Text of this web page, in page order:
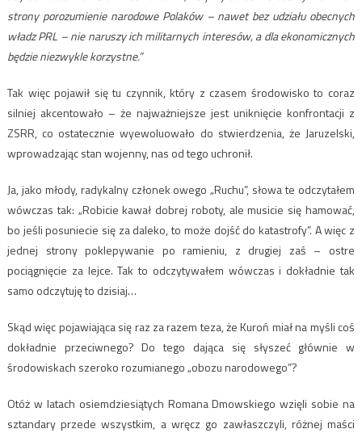
strony porozumienie narodowe Polaków – nawet bez udziału obecnych
władz PRL – nie naruszy ich militarnych interesów, a dla ekonomicznych
będzie niezwykle korzystne.”
Tak więc pojawił się tu czynnik, który z czasem środowisko to coraz
silniej akcentowało – że najważniejsze jest uniknięcie konfrontacji z
ZSRR, co ostatecznie wyewoluowało do stwierdzenia, że Jaruzelski,
wprowadzając stan wojenny, nas od tego uchronił.
Ja, jako młody, radykalny członek owego „Ruchu”, słowa te odczytałem
wówczas tak: „Robicie kawał dobrej roboty, ale musicie się hamować,
bo jeśli posuniecie się za daleko, to może dojść do katastrofy”. A więc z
jednej strony poklepywanie po ramieniu, z drugiej zaś – ostre
pociągnięcie za lejce. Tak to odczytywałem wówczas i dokładnie tak
samo odczytuję to dzisiaj…
Skąd więc pojawiająca się raz za razem teza, że Kuroń miał na myśli coś
dokładnie przeciwnego? Do tego dająca się słyszeć głównie w
środowiskach szeroko rozumianego „obozu narodowego”?
Otóż w latach osiemdziesiątych Romana Dmowskiego wzięli sobie na
sztandary przede wszystkim, a wręcz go zawłaszczyli, różnej maści